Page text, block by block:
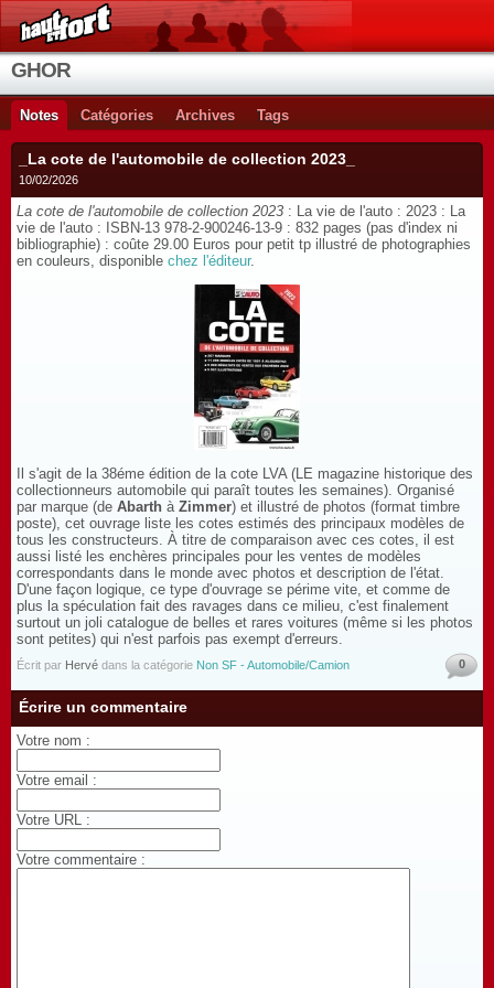
GHOR
Notes Catégories Archives Tags
_La cote de l'automobile de collection 2023_
10/02/2026
La cote de l'automobile de collection 2023 : La vie de l'auto : 2023 : La
vie de l'auto : ISBN-13 978-2-900246-13-9 : 832 pages (pas d'index ni
bibliographie) : coûte 29.00 Euros pour petit tp illustré de photographies
en couleurs, disponible chez l'éditeur.
Il s'agit de la 38éme édition de la cote LVA (LE magazine historique des
collectionneurs automobile qui paraît toutes les semaines). Organisé
par marque (de Abarth à Zimmer) et illustré de photos (format timbre
poste), cet ouvrage liste les cotes estimés des principaux modèles de
tous les constructeurs. À titre de comparaison avec ces cotes, il est
aussi listé les enchères principales pour les ventes de modèles
correspondants dans le monde avec photos et description de l'état.
D'une façon logique, ce type d'ouvrage se périme vite, et comme de
plus la spéculation fait des ravages dans ce milieu, c'est finalement
surtout un joli catalogue de belles et rares voitures (même si les photos
sont petites) qui n'est parfois pas exempt d'erreurs.
Écrit par Hervé dans la catégorie Non SF - Automobile/Camion 0
Écrire un commentaire
Votre nom :
Votre email :
Votre URL :
Votre commentaire :